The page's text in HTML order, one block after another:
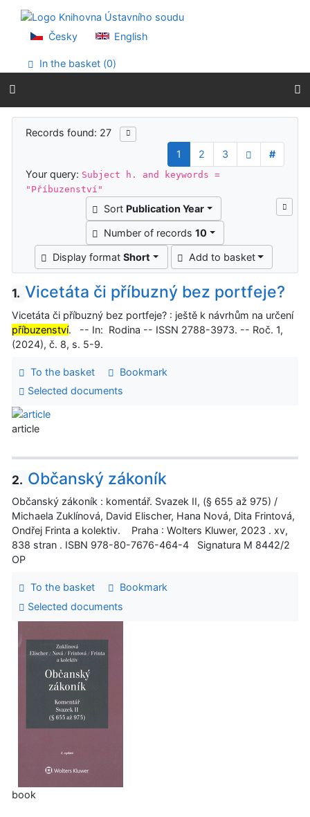
Go to menu
Accessibility declaration
Česky English
In the basket (0)
Search results
Records found: 27
1
2 3
#
Your query: Subject h. and keywords =
"Příbuzenství"
Sort Publication Year
Number of records 10
Display formatShort Add to basket
1. Vicetáta či příbuzný bez portfeje?
Vicetáta či příbuzný bez portfeje? : ještě k návrhům na určení
příbuzenství. -- In: Rodina -- ISSN 2788-3973. -- Roč. 1,
(2024), č. 8, s. 5-9.
To the basket
Bookmark
Selected documents
article
2. Občanský zákoník
Občanský zákoník : komentář. Svazek II, (§ 655 až 975) /
Michaela Zuklínová, David Elischer, Hana Nová, Dita Frintová,
Ondřej Frinta a kolektiv. Praha : Wolters Kluwer, 2023 . xv,
838 stran . ISBN 978-80-7676-464-4 Signatura M 8442/2
OP
To the basket
Bookmark
Selected documents
book